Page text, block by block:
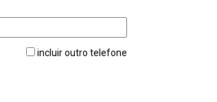
incluir outro telefone